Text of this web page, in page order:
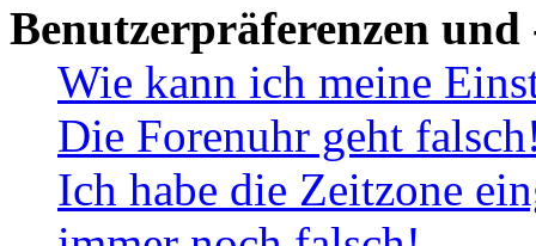
Benutzerpräferenzen und
Wie kann ich meine
Die Forenuhr geht
Ich habe die Zeitzone